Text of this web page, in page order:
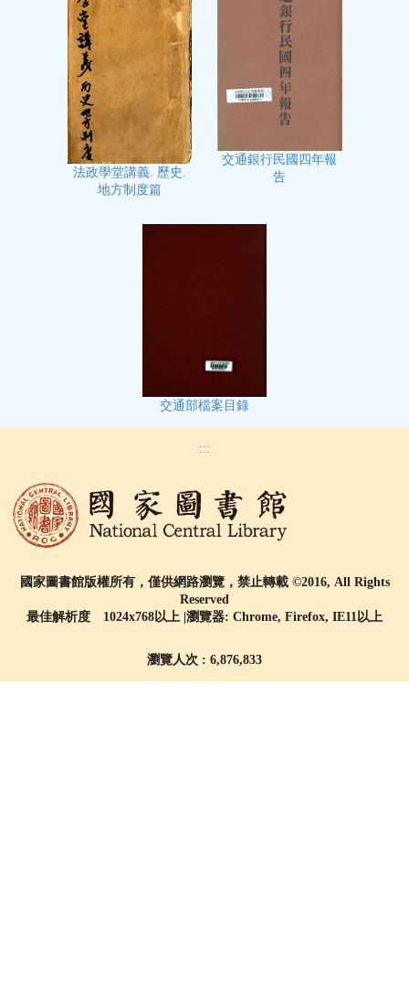
法政學堂講義. 歷史.
地方制度篇
交通銀行民國四年報
告
交通部檔案目錄
:::
國家圖書館版權所有，僅供網路瀏覽，禁止轉載 ©2016, All Rights
Reserved
最佳解析度 1024x768以上 |瀏覽器: Chrome, Firefox, IE11以上
瀏覽人次 : 6,876,833